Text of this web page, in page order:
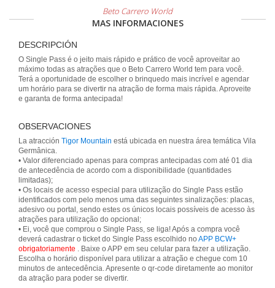
Beto Carrero World
MAS INFORMACIONES
DESCRIPCIÓN
O Single Pass é o jeito mais rápido e prático de você aproveitar ao
máximo todas as atrações que o Beto Carrero World tem para você.
Terá a oportunidade de escolher o brinquedo mais incrível e agendar
um horário para se divertir na atração de forma mais rápida. Aproveite
e garanta de forma antecipada!
OBSERVACIONES
La atracción Tigor Mountain está ubicada en nuestra área temática Vila
Germânica.
• Valor diferenciado apenas para compras antecipadas com até 01 dia
de antecedência de acordo com a disponibilidade (quantidades
limitadas);
• Os locais de acesso especial para utilização do Single Pass estão
identificados com pelo menos uma das seguintes sinalizações: placas,
adesivo ou portal, sendo estes os únicos locais possíveis de acesso às
atrações para utilização do opcional;
• Ei, você que comprou o Single Pass, se liga! Após a compra você
deverá cadastrar o ticket do Single Pass escolhido no APP BCW+
obrigatoriamente . Baixe o APP em seu celular para fazer a utilização.
Escolha o horário disponível para utilizar a atração e chegue com 10
minutos de antecedência. Apresente o qr-code diretamente ao monitor
da atração para poder se divertir.